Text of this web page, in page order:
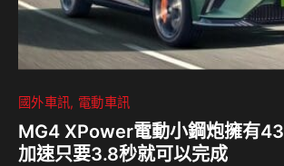
國外車訊 電動車訊
MG4 XPower電動小鋼炮擁有
加速只要3.8秒就可以完成